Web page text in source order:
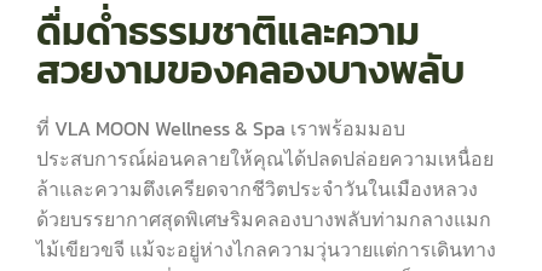
ดื่มด่ำธรรมชาติและความ
สวยงามของคลองบางพลับ
ที่ VLA MOON Wellness & Spa เราพร้อมมอบ
ประสบการณ์ผ่อนคลายให้คุณได้ปลดปล่อยความเหนื่อย
ล้าและความตึงเครียดจากชีวิตประจำวันในเมืองหลวง
ด้วยบรรยากาศสุดพิเศษริมคลองบางพลับท่ามกลางแมก
ไม้เขียวขจี แม้จะอยู่ห่างไกลความวุ่นวายแต่การเดินทาง